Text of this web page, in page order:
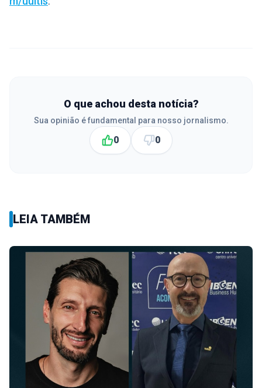
O que achou desta notícia?
Sua opinião é fundamental para nosso jornalismo.
0 0
LEIA TAMBÉM